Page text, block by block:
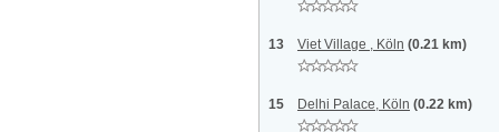
13 Viet Village , Köln (0.21 km)
15 Delhi Palace, Köln (0.22 km)